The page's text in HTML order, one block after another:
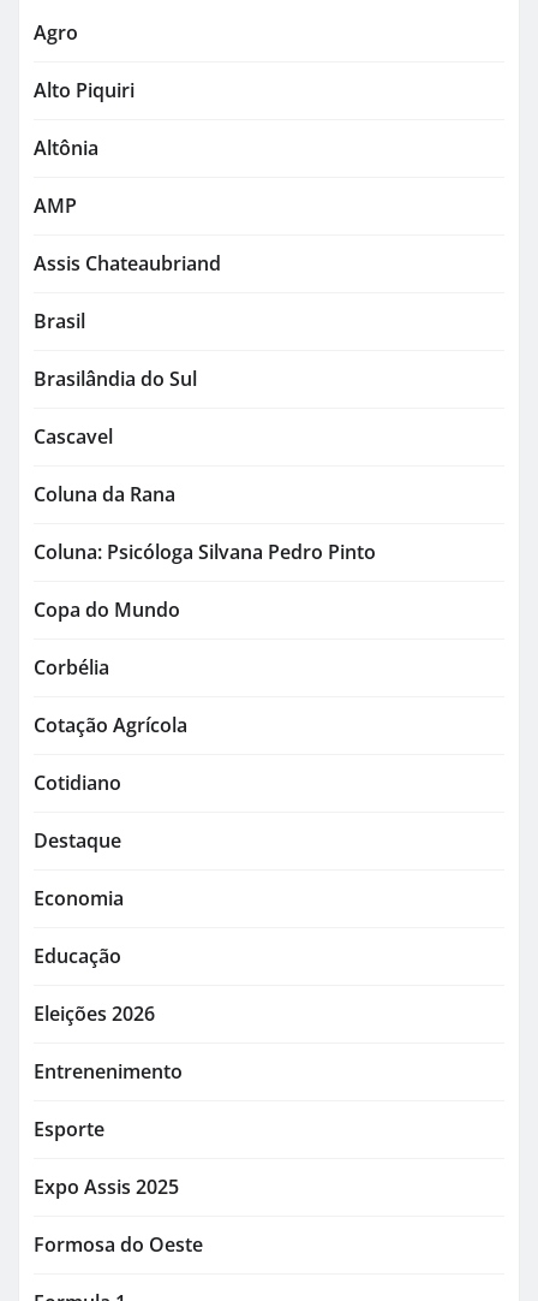
Agro
Alto Piquiri
Altônia
AMP
Assis Chateaubriand
Brasil
Brasilândia do Sul
Cascavel
Coluna da Rana
Coluna: Psicóloga Silvana Pedro Pinto
Copa do Mundo
Corbélia
Cotação Agrícola
Cotidiano
Destaque
Economia
Educação
Eleições 2026
Entrenenimento
Esporte
Expo Assis 2025
Formosa do Oeste